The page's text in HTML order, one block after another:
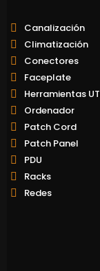
Canalización
Climatización
Conectores
Faceplate
Herramientas
Ordenador
Patch Cord
Patch Panel
PDU
Racks
Redes